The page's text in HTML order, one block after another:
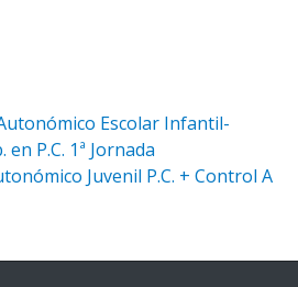
Escolar Infantil-
en P.C. 1ª Jornada
Juvenil P.C. + Control A